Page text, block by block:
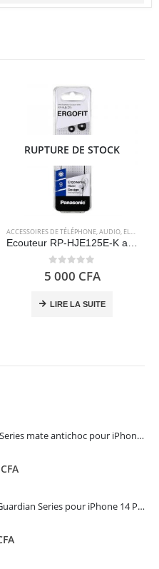
,CÂBLES,CÂBLES,
RUPTURE DE STOCK
ACCESSOIRES DE TÉLÉPHONE,AUDIO, ELECTRONIQUES
Ecouteur RP-HJE125E-K avec câble intra-auriculaire – Noir – Panasonic
0 out of 5
5 000 CFA
LIRE LA SUITE
Coque Guardian Series mate antichoc pour iPhone 15 Pro Max avec Magsafe Noir - Torras
CFA
Coque antichoc Guardian Series pour iPhone 14 Pro Max - TORRAS